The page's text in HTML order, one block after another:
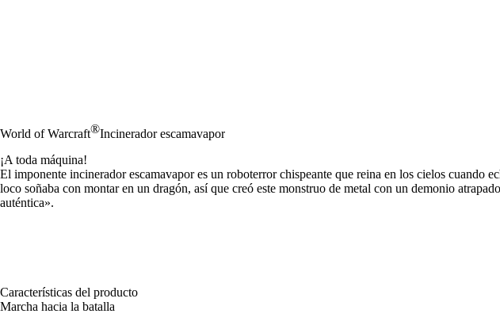
World of Warcraft®Incinerador escamavapor
¡A toda máquina!
El imponente incinerador escamavapor es un roboterror chispeante que reina en los cielos cuando
loco soñaba con montar en un dragón, así que creó este monstruo de metal con un demonio
auténtica».
Características del producto
Marcha hacia la batalla